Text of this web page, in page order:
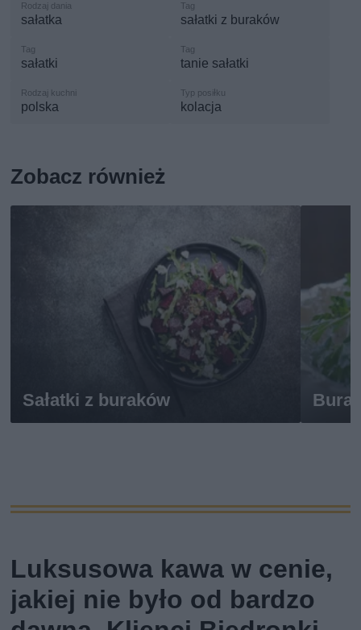
sałatka sałatki z buraków
sałatki tanie sałatki
polska kolacja
Zobacz również
Sałatki z buraków
Luksusowa kawa w cenie,
jakiej nie było od bardzo